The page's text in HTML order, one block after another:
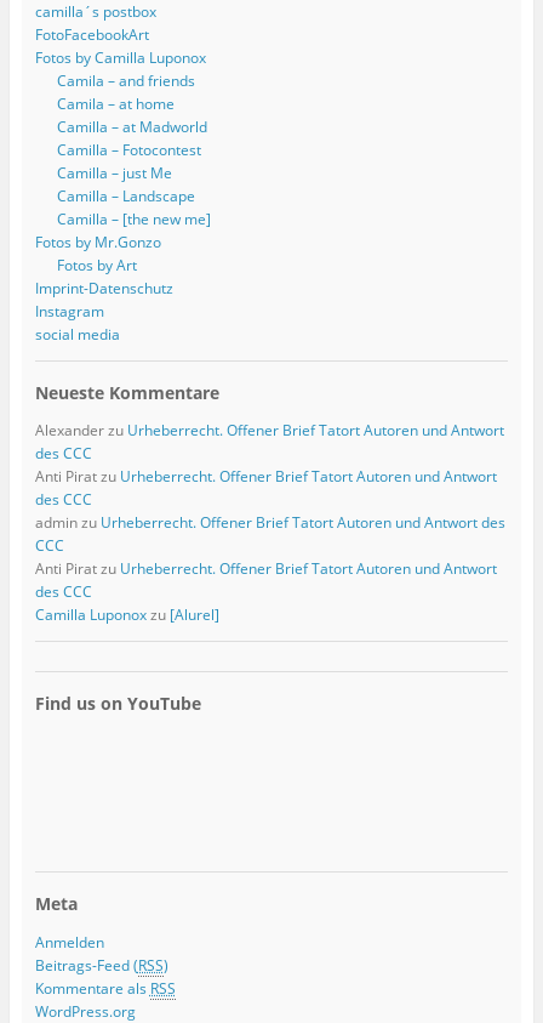
camilla´s postbox
FotoFacebookArt
Fotos by Camilla Luponox
Camila – and friends
Camila – at home
Camilla – at Madworld
Camilla – Fotocontest
Camilla – just Me
Camilla – Landscape
Camilla – [the new me]
Fotos by Mr.Gonzo
Fotos by Art
Imprint-Datenschutz
Instagram
social media
Neueste Kommentare
Alexanderzu Urheberrecht. Offener Brief Tatort Autoren und Antwort
des CCC
Anti Piratzu Urheberrecht. Offener Brief Tatort Autoren und Antwort
des CCC
adminzu Urheberrecht. Offener Brief Tatort Autoren und Antwort des
CCC
Anti Piratzu Urheberrecht. Offener Brief Tatort Autoren und Antwort
des CCC
Camilla Luponoxzu [Alurel]
Find us on YouTube
Meta
Anmelden
Beitrags-Feed (RSS)
Kommentare als RSS
WordPress.org